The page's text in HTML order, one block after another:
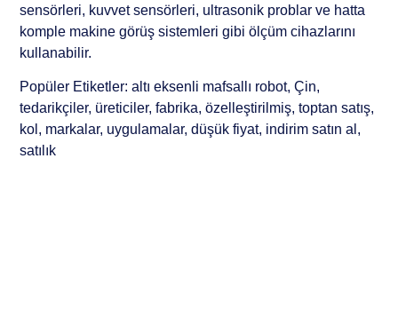
sensörleri, kuvvet sensörleri, ultrasonik problar ve hatta
komple makine görüş sistemleri gibi ölçüm cihazlarını
kullanabilir.
Popüler Etiketler: altı eksenli mafsallı robot, Çin,
tedarikçiler, üreticiler, fabrika, özelleştirilmiş, toptan satış,
kol, markalar, uygulamalar, düşük fiyat, indirim satın al,
satılık